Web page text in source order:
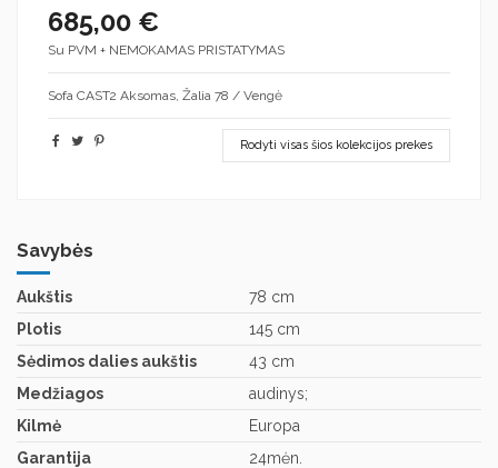
685,00 €
Su PVM + NEMOKAMAS PRISTATYMAS
Sofa CAST2 Aksomas, Žalia 78 / Vengė
Rodyti visas šios kolekcijos prekes
Savybės
Aukštis
78 cm
Plotis
145 cm
Sėdimos dalies aukštis
43 cm
Medžiagos
audinys;
Kilmė
Europa
Garantija
24mėn.